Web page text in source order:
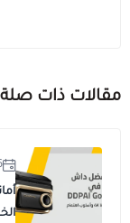
مقالات ذات صلة
6 يناير 2026